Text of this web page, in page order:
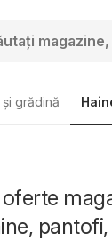
și grădină